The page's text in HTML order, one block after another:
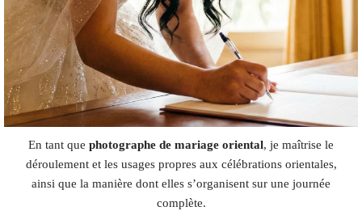
En tant que photographe de mariage oriental, je maîtrise le
déroulement et les usages propres aux célébrations orientales,
ainsi que la manière dont elles s’organisent sur une journée
complète.